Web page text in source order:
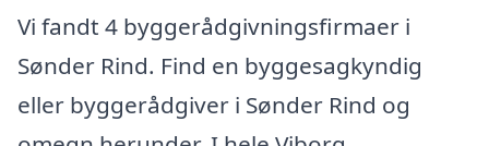
Vi fandt 4 byggerådgivningsfirmaer i
Sønder Rind. Find en byggesagkyndig
eller byggerådgiver i Sønder Rind og